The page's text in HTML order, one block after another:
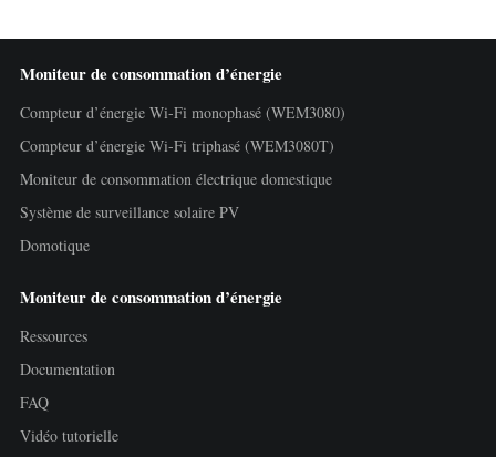
Moniteur de consommation d’énergie
Compteur d’énergie Wi-Fi monophasé (WEM3080)
Compteur d’énergie Wi-Fi triphasé (WEM3080T)
Moniteur de consommation électrique domestique
Système de surveillance solaire PV
Domotique
Moniteur de consommation d’énergie
Ressources
Documentation
FAQ
Vidéo tutorielle